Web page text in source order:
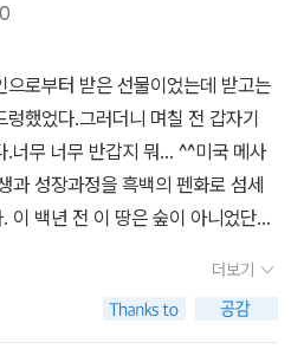
로부터 받은 선물이었는데 받고는
했었다.그러더니 며칠 전 갑자기
.너무 너무 반갑지 뭐... ^^미국 메사
과 성장과정을 흑백의 펜화로 섬세
백년 전 이 땅은 숲이 아니었단다.
시간이 들어선다.씨앗이 바람에 날
그리고 그땅에 온갖 잡초들이 자라
더보기